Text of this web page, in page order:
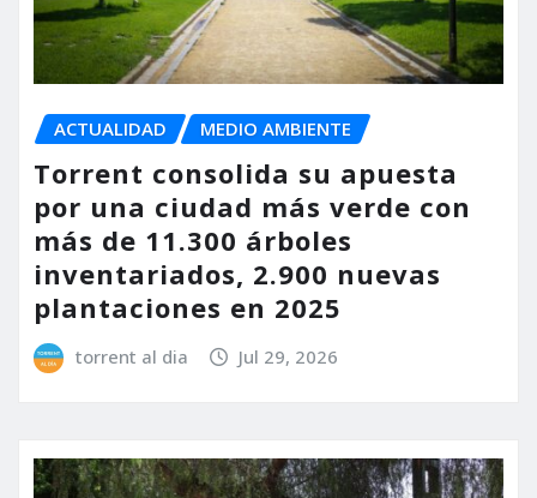
ACTUALIDAD MEDIO AMBIENTE
Torrent consolida su apuesta
por una ciudad más verde con
más de 11.300 árboles
inventariados, 2.900 nuevas
plantaciones en 2025
torrent al dia Jul 29, 2026